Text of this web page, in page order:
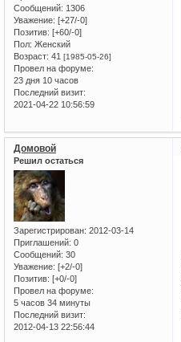
Сообщений: 1306
Уважение: [+27/-0]
Позитив: [+60/-0]
Пол: Женский
Возраст: 41 [1985-05-26]
Провел на форуме:
23 дня 10 часов
Последний визит:
2021-04-22 10:56:59
Домовой
Решил остаться
Зарегистрирован: 2012-03-14
Приглашений: 0
Сообщений: 30
Уважение: [+2/-0]
Позитив: [+0/-0]
Провел на форуме:
5 часов 34 минуты
Последний визит:
2012-04-13 22:56:44